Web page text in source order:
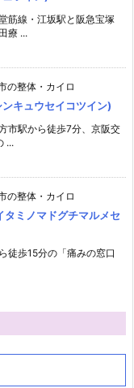
筋線・江坂駅と阪急宝塚
療 ...
の整体・カイロ
キュウセイコツイン)
市駅から徒歩7分、京阪交
...
の整体・カイロ
タミノマドグチマルメセ
徒歩15分の「痛みの窓口